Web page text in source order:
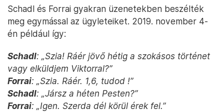
Schadl és Forrai gyakran üzenetekben beszélték
meg egymással az ügyleteiket. 2019. november 4-
én például így:
Schadl: „Szia! Ráér jövő hétig a szokásos történet
vagy elküldjem Viktorral?”
Forrai: „Szia. Ráér. 1,6, tudod !”
Schadl: „Jársz a héten Pesten?”
Forrai: „Igen. Szerda dél körül érek fel.”